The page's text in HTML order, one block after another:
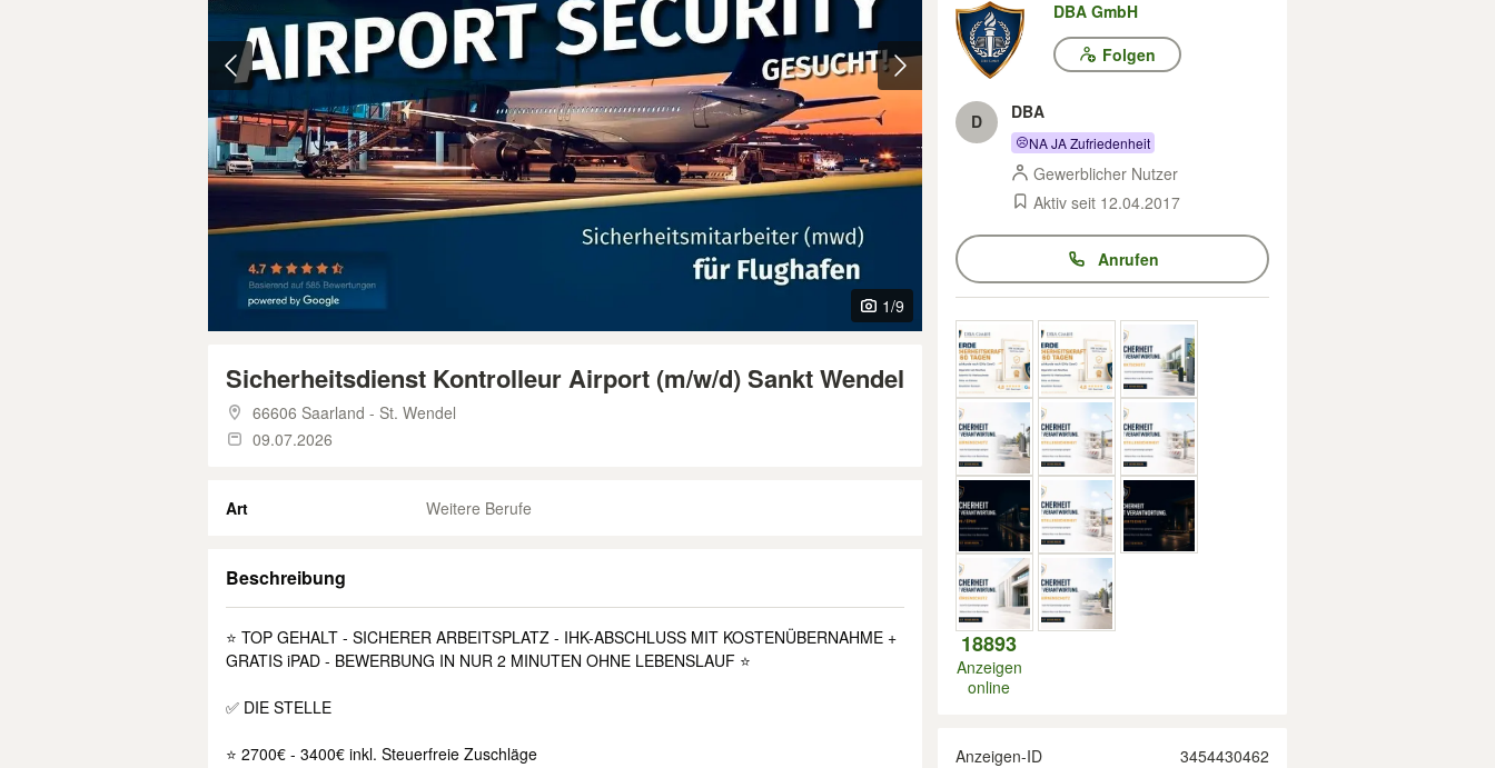
1/9
Sicherheitsdienst Kontrolleur Airport (m/w/d) Sankt Wendel
66606 Saarland - St. Wendel
09.07.2026
Art Weitere Berufe
Beschreibung
⭐ TOP GEHALT - SICHERER ARBEITSPLATZ - IHK-ABSCHLUSS MIT KOSTENÜBERNAHME +
GRATIS iPAD - BEWERBUNG IN NUR 2 MINUTEN OHNE LEBENSLAUF ⭐
✅ DIE STELLE
⭐ 2700€ - 3400€ inkl. Steuerfreie Zuschläge
DBA GmbH
Folgen
D DBA
NA JA Zufriedenheit
Gewerblicher Nutzer
Aktiv seit 12.04.2017
Anrufen
18893
Anzeigen
online
Anzeigen-ID 3454430462